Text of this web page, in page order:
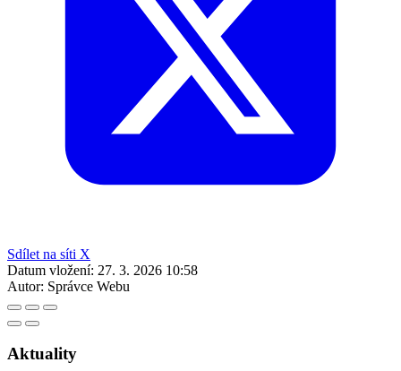
Sdílet na síti X
Datum vložení: 27. 3. 2026 10:58
Autor: Správce Webu
Aktuality